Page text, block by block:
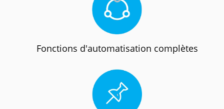
Fonctions d'automatisation complètes